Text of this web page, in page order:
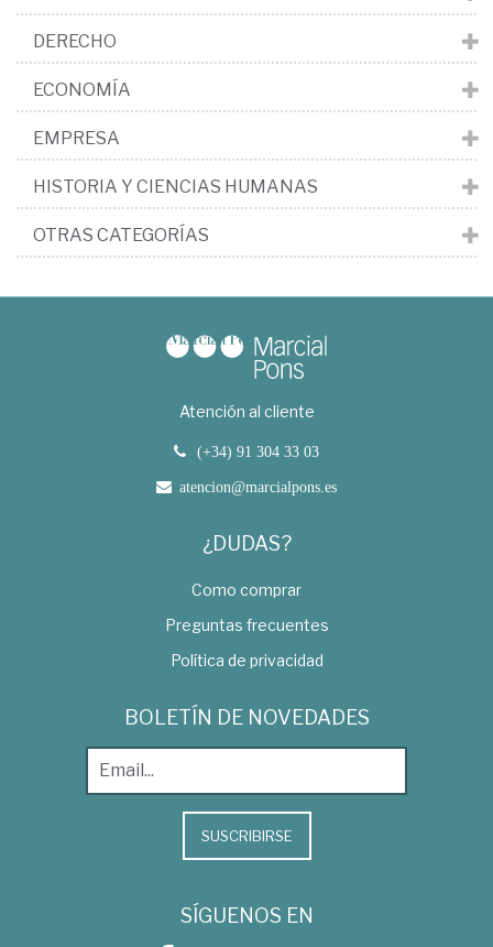
DERECHO
ECONOMÍA
EMPRESA
HISTORIA Y CIENCIAS HUMANAS
OTRAS CATEGORÍAS
Atención al cliente
(+34) 91 304 33 03
atencion@marcialpons.es
¿DUDAS?
Como comprar
Preguntas frecuentes
Política de privacidad
BOLETÍN DE NOVEDADES
SUSCRIBIRSE
SÍGUENOS EN